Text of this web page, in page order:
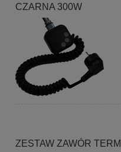
CZARNA 300W
ZESTAW ZAWÓR